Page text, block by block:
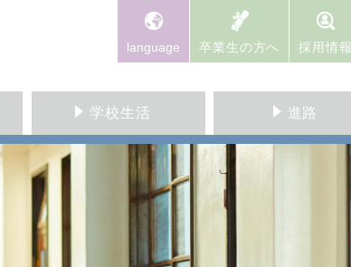
language 卒業生の方へ 採用情報
学校生活 進路